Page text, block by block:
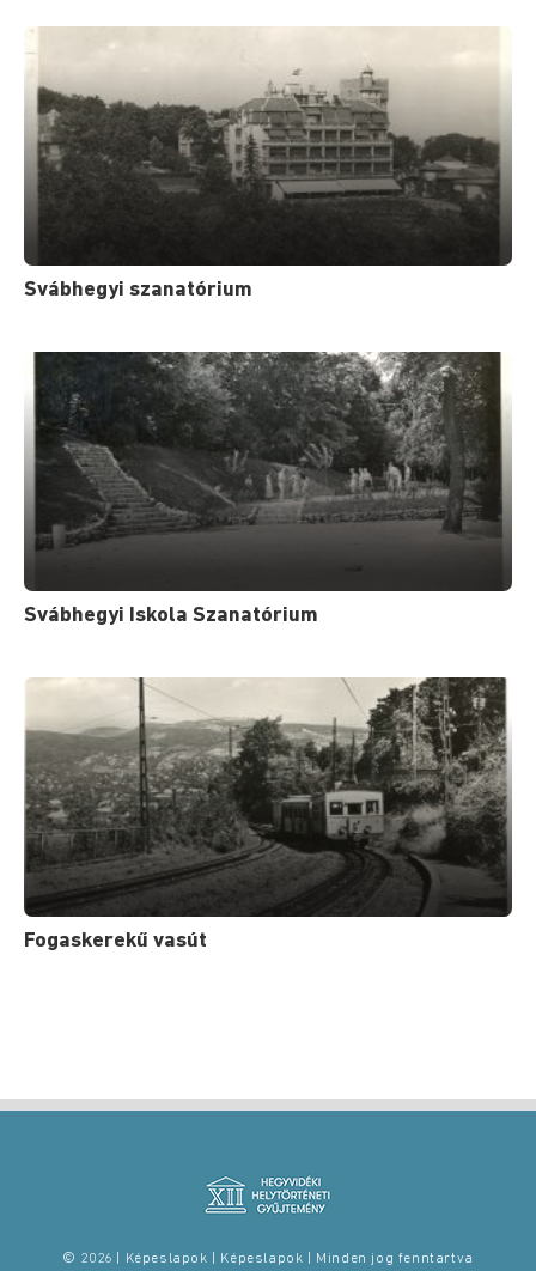
Svábhegyi szanatórium
Svábhegyi Iskola Szanatórium
Fogaskerekű vasút
© 2026 | Képeslapok | Képeslapok | Minden jog fenntartva